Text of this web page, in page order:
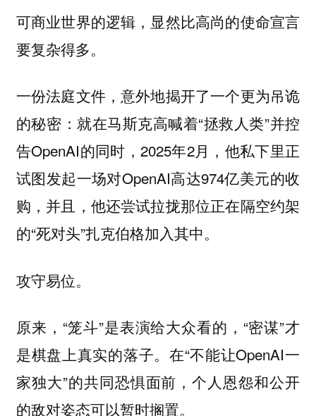
可商业世界的逻辑，显然比高尚的使命宣言
要复杂得多。
一份法庭文件，意外地揭开了一个更为吊诡
的秘密：就在马斯克高喊着“拯救人类”并控
告OpenAI的同时，2025年2月，他私下里正
试图发起一场对OpenAI高达974亿美元的收
购，并且，他还尝试拉拢那位正在隔空约架
的“死对头”扎克伯格加入其中。
攻守易位。
原来，“笼斗”是表演给大众看的，“密谋”才
是棋盘上真实的落子。在“不能让OpenAI一
家独大”的共同恐惧面前，个人恩怨和公开
的敌对姿态可以暂时搁置。